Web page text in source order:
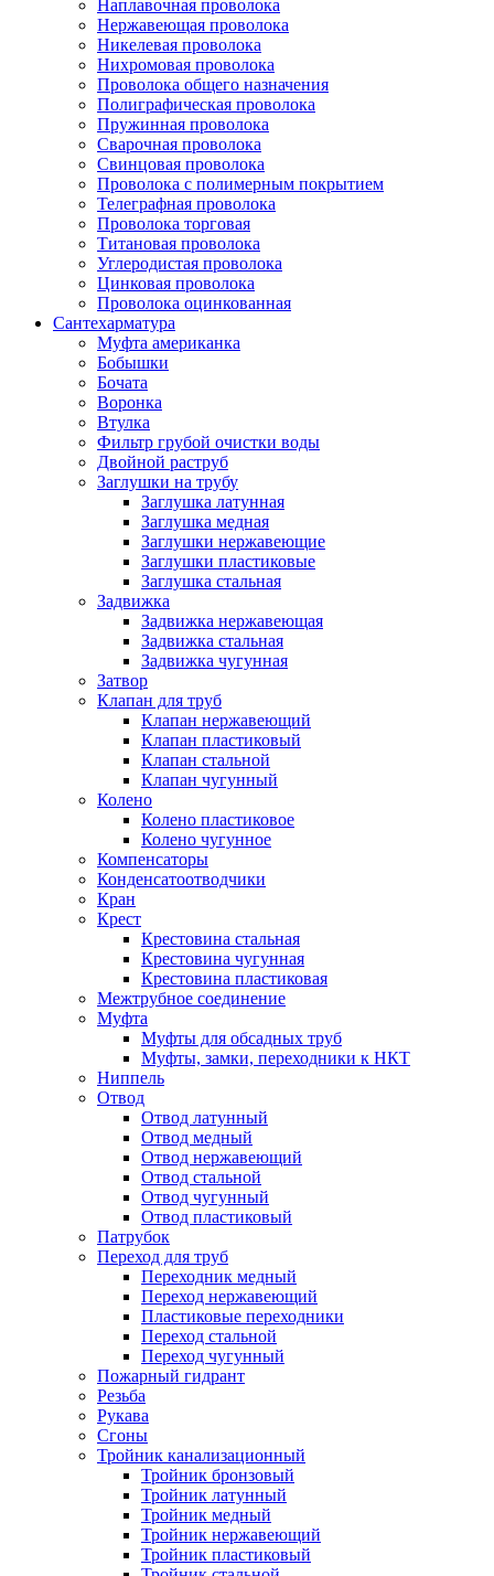
Наплавочная проволока
Нержавеющая проволока
Никелевая проволока
Нихромовая проволока
Проволока общего назначения
Полиграфическая проволока
Пружинная проволока
Сварочная проволока
Свинцовая проволока
Проволока с полимерным покрытием
Телеграфная проволока
Проволока торговая
Титановая проволока
Углеродистая проволока
Цинковая проволока
Проволока оцинкованная
Сантехарматура
Муфта американка
Бобышки
Бочата
Воронка
Втулка
Фильтр грубой очистки воды
Двойной раструб
Заглушки на трубу
Заглушка латунная
Заглушка медная
Заглушки нержавеющие
Заглушки пластиковые
Заглушка стальная
Задвижка
Задвижка нержавеющая
Задвижка стальная
Задвижка чугунная
Затвор
Клапан для труб
Клапан нержавеющий
Клапан пластиковый
Клапан стальной
Клапан чугунный
Колено
Колено пластиковое
Колено чугунное
Компенсаторы
Конденсатоотводчики
Кран
Крест
Крестовина стальная
Крестовина чугунная
Крестовина пластиковая
Межтрубное соединение
Муфта
Муфты для обсадных труб
Муфты, замки, переходники к НКТ
Ниппель
Отвод
Отвод латунный
Отвод медный
Отвод нержавеющий
Отвод стальной
Отвод чугунный
Отвод пластиковый
Патрубок
Переход для труб
Переходник медный
Переход нержавеющий
Пластиковые переходники
Переход стальной
Переход чугунный
Пожарный гидрант
Резьба
Рукава
Сгоны
Тройник канализационный
Тройник бронзовый
Тройник латунный
Тройник медный
Тройник нержавеющий
Тройник пластиковый